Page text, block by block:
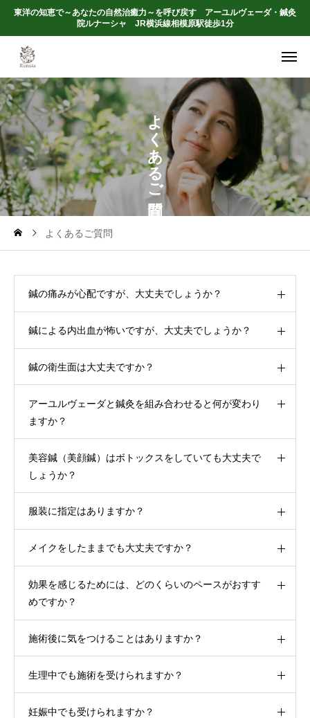
東洋の知恵で～あなたの自然治癒力～を呼び戻す アーユルヴェーダ・鍼灸
院ルナーシャ JR横浜線相模原駅徒歩1分
よ
く
あ
る
ご
よくあるご質問
鍼の痛みが心配ですが、大丈夫でしょうか？
鍼による内出血が怖いですが、大丈夫でしょうか？
鍼の衛生面は大丈夫ですか？
アーユルヴェーダと鍼灸を組み合わせると何が変わり
ますか？
美容鍼（美顔鍼）はボトックスをしていても大丈夫で
しょうか？
服装に指定はありますか？
メイクをしたままでも大丈夫ですか？
効果を感じるためには、どのくらいのペースがおすす
めですか？
施術後に気をつけることはありますか？
生理中でも施術を受けられますか？
妊娠中でも受けられますか？